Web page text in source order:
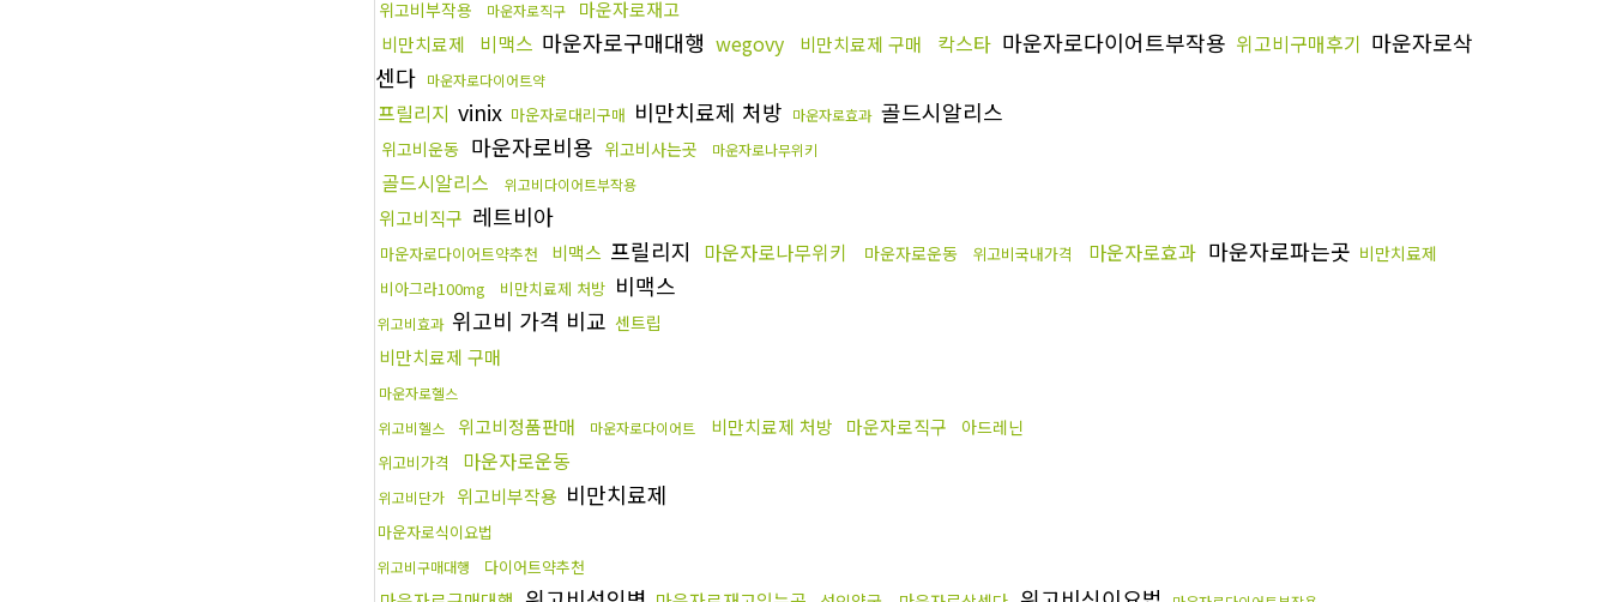
위고비부작용 마운자로직구
마운자로재고
비만치료제
비맥스 마운자로구매대행 wegovy 비만치료제 구매 칵스타 마운자로다이어트부작용 위고비구매후기 마운자로삭
센다 마운자로다이어트약
프릴리지 vinix 마운자로대리구매 비만치료제 처방 마운자로효과 골드시알리스
위고비운동 마운자로비용 위고비사는곳 마운자로나무위키
골드시알리스 위고비다이어트부작용
위고비직구 레트비아
마운자로다이어트약추천 비맥스 프릴리지 마운자로나무위키 마운자로운동 위고비국내가격 마운자로효과 마운자로파는곳 비만치료제
비아그라100mg 비만치료제 처방 비맥스
위고비효과 위고비 가격 비교 센트립
비만치료제 구매
마운자로헬스
위고비헬스
위고비정품판매 마운자로다이어트 비만치료제 처방 마운자로직구 아드레닌
위고비가격 마운자로운동
위고비단가 위고비부작용 비만치료제
마운자로식이요법
위고비구매대행 다이어트약추천